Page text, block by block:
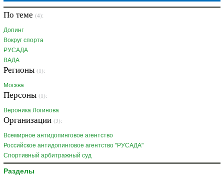
По теме (4):
Допинг
Вокруг спорта
РУСАДА
ВАДА
Регионы (1):
Москва
Персоны (1):
Вероника Логинова
Организации (3):
Всемирное антидопинговое агентство
Российское антидопинговое агентство "РУСАДА"
Спортивный арбитражный суд
Разделы